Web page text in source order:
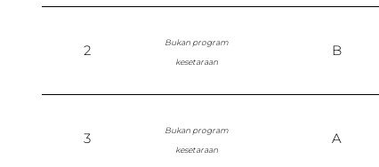
2
Bukan program
kesetaraan
B
3
Bukan program
kesetaraan
A